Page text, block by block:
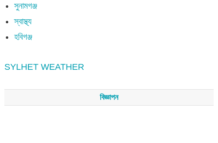
সুনামগঞ্জ
স্বাস্থ্য
হবিগঞ্জ
SYLHET WEATHER
বিজ্ঞাপন